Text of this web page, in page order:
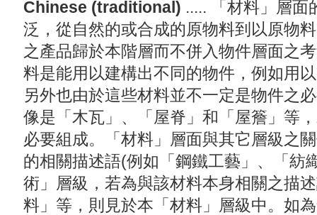
Chinese (traditional) ..... 「材料」層面
泛，從自然的或合成的原物料到以原物
之產品歸於本階層而不併入物件層面之
料是能用以建構出不同的物件，例如用
另外也由於這些材料並不一定是物件之
像是「木瓦」、「屋脊」和「屋簷」等
必要組成。「材料」層面與其它層級之
的相關描述語(例如「鋼鐵工藝」、「紡
術」層級，若為與該材料本身相關之描
料」等，則見於本「材料」層級中。如